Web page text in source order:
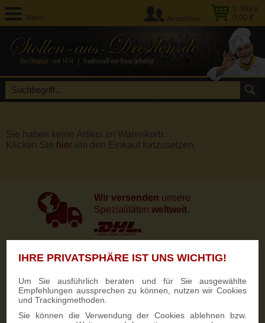
IHRE PRIVATSPHÄRE IST UNS WICHTIG!
Um Sie ausführlich beraten und für Sie ausgewählte
Empfehlungen aussprechen zu können, nutzen wir Cookies
und Trackingmethoden.
Sie können die Verwendung der Cookies ablehnen bzw.
Menü
0 Stück
0,00 €
Anmelden
Sie haben keine Artikel im Warenkorb.
Klicken Sie hier um den Einkauf fortzusetzen.
Wir versenden unsere
Spezialitäten weltweit.
Unsere